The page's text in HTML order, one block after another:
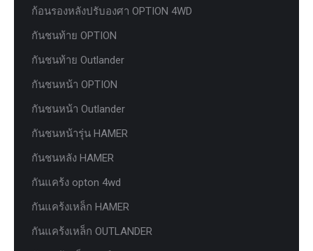
ก้อนรองหลังปรับองศา OPTION 4WD
กันชนท้าย OPTION
กันชนท้าย Outlander
กันชนหน้า OPTION
กันชนหน้า Outlander
กันชนหน้ารุ่น HAMER
กันชนหลัง HAMER
กันแคร้ง opton 4wd
กันแคร้งเหล็ก HAMER
กันแคร้งเหล็ก OUTLANDER